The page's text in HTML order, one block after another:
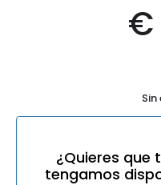
€
¿Quieres que
tengamos